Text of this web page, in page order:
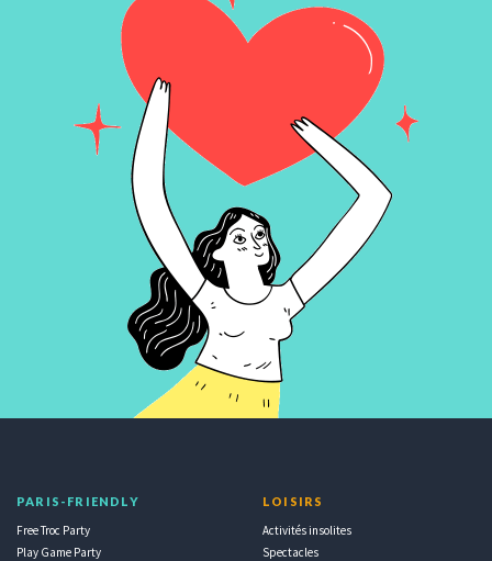
PARIS-FRIENDLY
Free Troc Party
Play Game Party
LOISIRS
Activités insolites
Spectacles